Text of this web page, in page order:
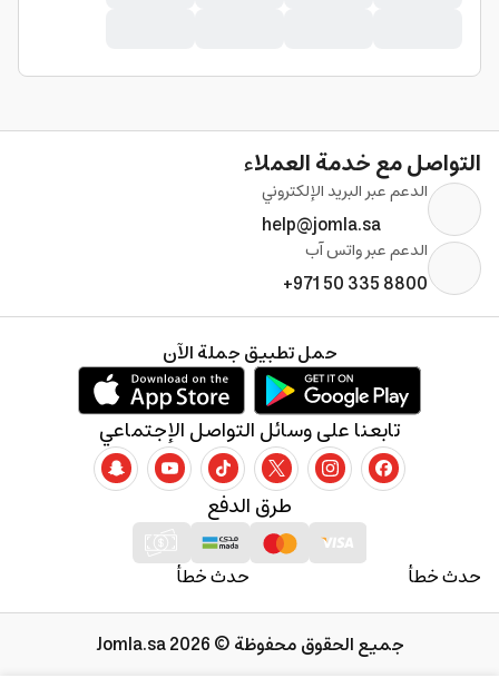
التواصل مع خدمة العملاء
الدعم عبر البريد الإلكتروني
help@jomla.sa
الدعم عبر واتس آب
+971 50 335 8800
حدث خطأ حدث خطأ
طرق الدفع
تابعنا على وسائل التواصل الإجتماعي
حمل تطبيق جملة الآن
جميع الحقوق محفوظة © 2026 Jomla.sa